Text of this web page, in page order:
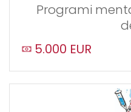
Programi
5.000 EUR